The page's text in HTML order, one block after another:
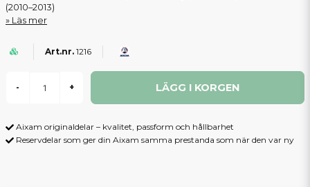
(2010–2013)
Läs mer
1216
- + LÄGG I KORGEN
Aixam originaldelar – kvalitet, passform och hållbarhet
Reservdelar som ger din Aixam samma prestanda som när den var ny